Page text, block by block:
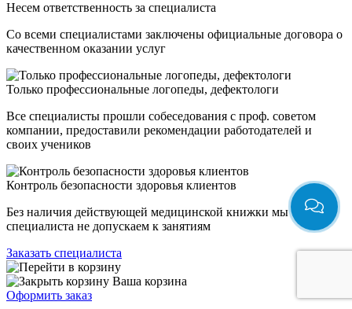
Несем ответственность за специалиста
Со всеми специалистами заключены официальные договора о
качественном оказании услуг
Только профессиональные логопеды, дефектологи
Все специалисты прошли собеседования с проф. советом
компании, предоставили рекомендации работодателей и
своих учеников
Контроль безопасности здоровья клиентов
Без наличия действующей медицинской книжки мы
специалиста не допускаем к занятиям
Заказать специалиста
Ваша корзина
Оформить заказ